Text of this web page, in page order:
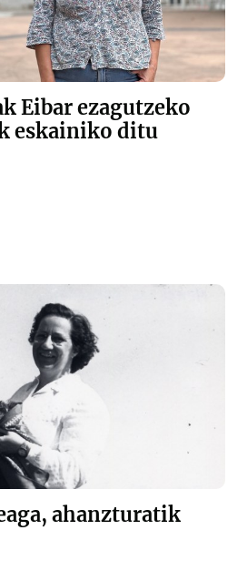
Eibar ezagutzeko
eskainiko ditu
ahanzturatik